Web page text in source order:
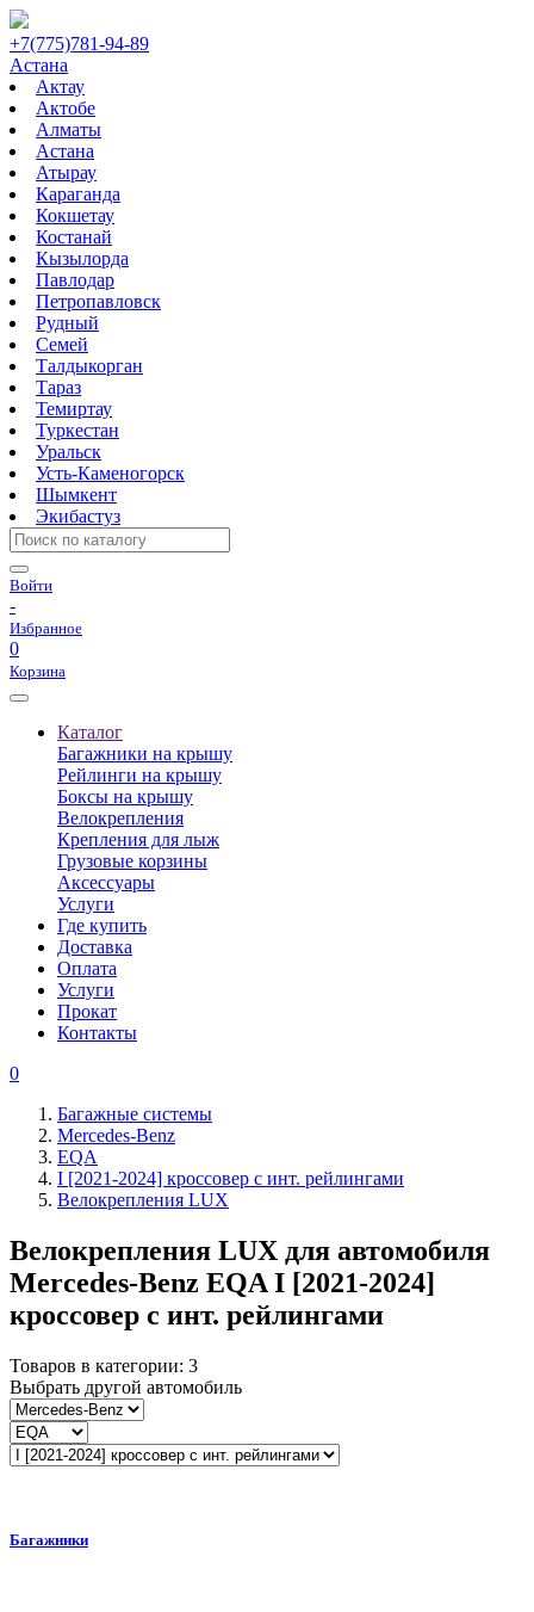
+7(775)781-94-89
Астана
Актау
Актобе
Алматы
Астана
Атырау
Караганда
Кокшетау
Костанай
Кызылорда
Павлодар
Петропавловск
Рудный
Семей
Талдыкорган
Тараз
Темиртау
Туркестан
Уральск
Усть-Каменогорск
Шымкент
Экибастуз
Войти
-
Избранное
0
Корзина
Каталог
Багажники на крышу
Рейлинги на крышу
Боксы на крышу
Велокрепления
Крепления для лыж
Грузовые корзины
Аксессуары
Услуги
Где купить
Доставка
Оплата
Услуги
Прокат
Контакты
0
Багажные системы
Mercedes-Benz
EQA
I [2021-2024] кроссовер с инт. рейлингами
Велокрепления LUX
Велокрепления LUX для автомобиля
Mercedes-Benz EQA I [2021-2024]
кроссовер с инт. рейлингами
Товаров в категории: 3
Выбрать другой автомобиль
Багажники